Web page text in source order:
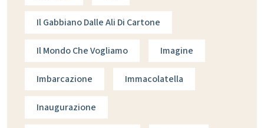
Il Gabbiano Dalle Ali Di Cartone
Il Mondo Che Vogliamo Imagine
Imbarcazione Immacolatella
Inaugurazione